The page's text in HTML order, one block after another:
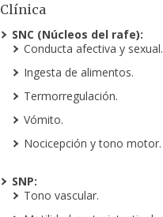
Clínica
SNC (Núcleos del rafe):
Conducta afectiva y sexual.
Ingesta de alimentos.
Termorregulación.
Vómito.
Nocicepción y tono motor.
SNP:
Tono vascular.